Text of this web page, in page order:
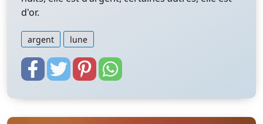
d'or.
argent lune